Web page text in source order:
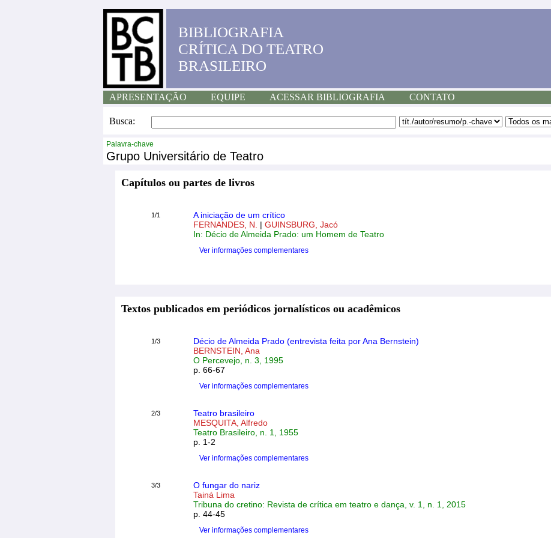
BIBLIOGRAFIA
CRÍTICA DO TEATRO
BRASILEIRO
APRESENTAÇÃO EQUIPE ACESSAR BIBLIOGRAFIA CONTATO
Busca:
Palavra-chave
Grupo Universitário de Teatro
Capítulos ou partes de livros
1/1
A iniciação de um crítico
FERNANDES, N. | GUINSBURG, Jacó
In: Décio de Almeida Prado: um Homem de Teatro
Ver informações complementares
Textos publicados em periódicos jornalísticos ou acadêmicos
1/3
Décio de Almeida Prado (entrevista feita por Ana Bernstein)
BERNSTEIN, Ana
O Percevejo, n. 3, 1995
p. 66-67
Ver informações complementares
2/3
Teatro brasileiro
MESQUITA, Alfredo
Teatro Brasileiro, n. 1, 1955
p. 1-2
Ver informações complementares
3/3
O fungar do nariz
Tainá Lima
Tribuna do cretino: Revista de crítica em teatro e dança, v. 1, n. 1, 2015
p. 44-45
Ver informações complementares